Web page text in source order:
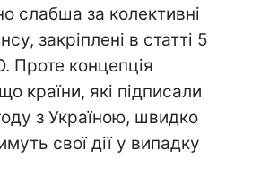
слабша за колективні
закріплені в статті 5
Проте концепція
країни, які підписали
з Україною, швидко
свої дії у випадку